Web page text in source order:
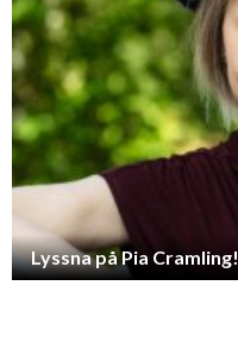
Lyssna på Pia Cramling!